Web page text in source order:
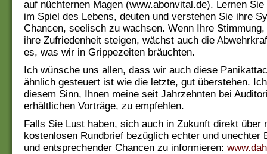
auf nüchternen Magen (www.abonvital.de). Lernen
im Spiel des Lebens, deuten und verstehen Sie ihre
Chancen, seelisch zu wachsen. Wenn Ihre
ihre Zufriedenheit steigen, wächst auch die
es, was wir in Grippezeiten bräuchten.
Ich wünsche uns allen, dass wir auch diese
ähnlich gesteuert ist wie die letzte, gut überstehen.
diesem Sinn, Ihnen meine seit Jahrzehnten bei
erhältlichen Vorträge, zu empfehlen.
Falls Sie Lust haben, sich auch in Zukunft direkt über
kostenlosen Rundbrief bezüglich echter und unechter
und entsprechender Chancen zu informieren: